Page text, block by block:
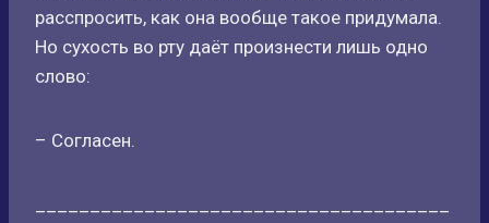
расспросить, как она вообще такое придумала.
Но сухость во рту даёт произнести лишь одно
слово:
– Согласен.